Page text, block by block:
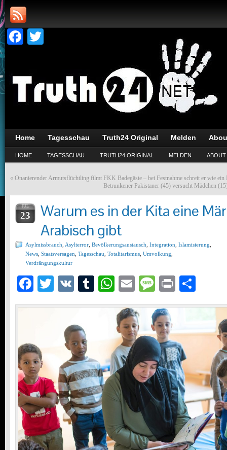
Facebook
Home Tagesschau Truth24 Original Melden
HOME TAGESSCHAU TRUTH24 ORIGINAL MELDEN ABOUT
« Onanierender Armutsflüchtling filmt FKK Badegäste – bei Festnahme schreit er wie ein
Betrunkener Pakistaner (45) versucht Mädchen
JUL
23
Warum es in der Kita eine
Arabisch gibt
Asylmissbrauch Asylterror Bevölkerungsaustausch Integration Islamisierung
News Staatsversagen Tagesschau Totalitarismus Umvolkung
Verdrängungskultur
Facebook
Twitter
VK Tumblr
WhatsApp
EmailMessage
Print